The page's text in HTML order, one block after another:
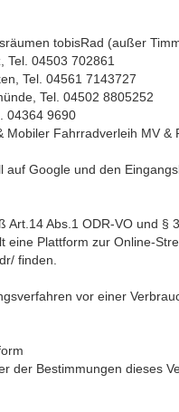
tobisRad (außer
Tel. 04503 702861
Tel. 04561 7143727
Tel. 04502 8805252
04364 9690
Mobiler Fahrradverleih MV
Google und den
Art.14 Abs.1 ODR-VO und §
eine Plattform zur Online-
finden.
vor einer
der Bestimmungen dieses